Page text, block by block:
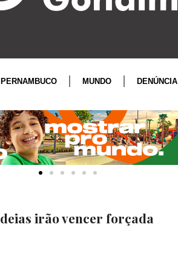
PERNAMBUCO MUNDO DENÚNCIA
irão vencer forçada